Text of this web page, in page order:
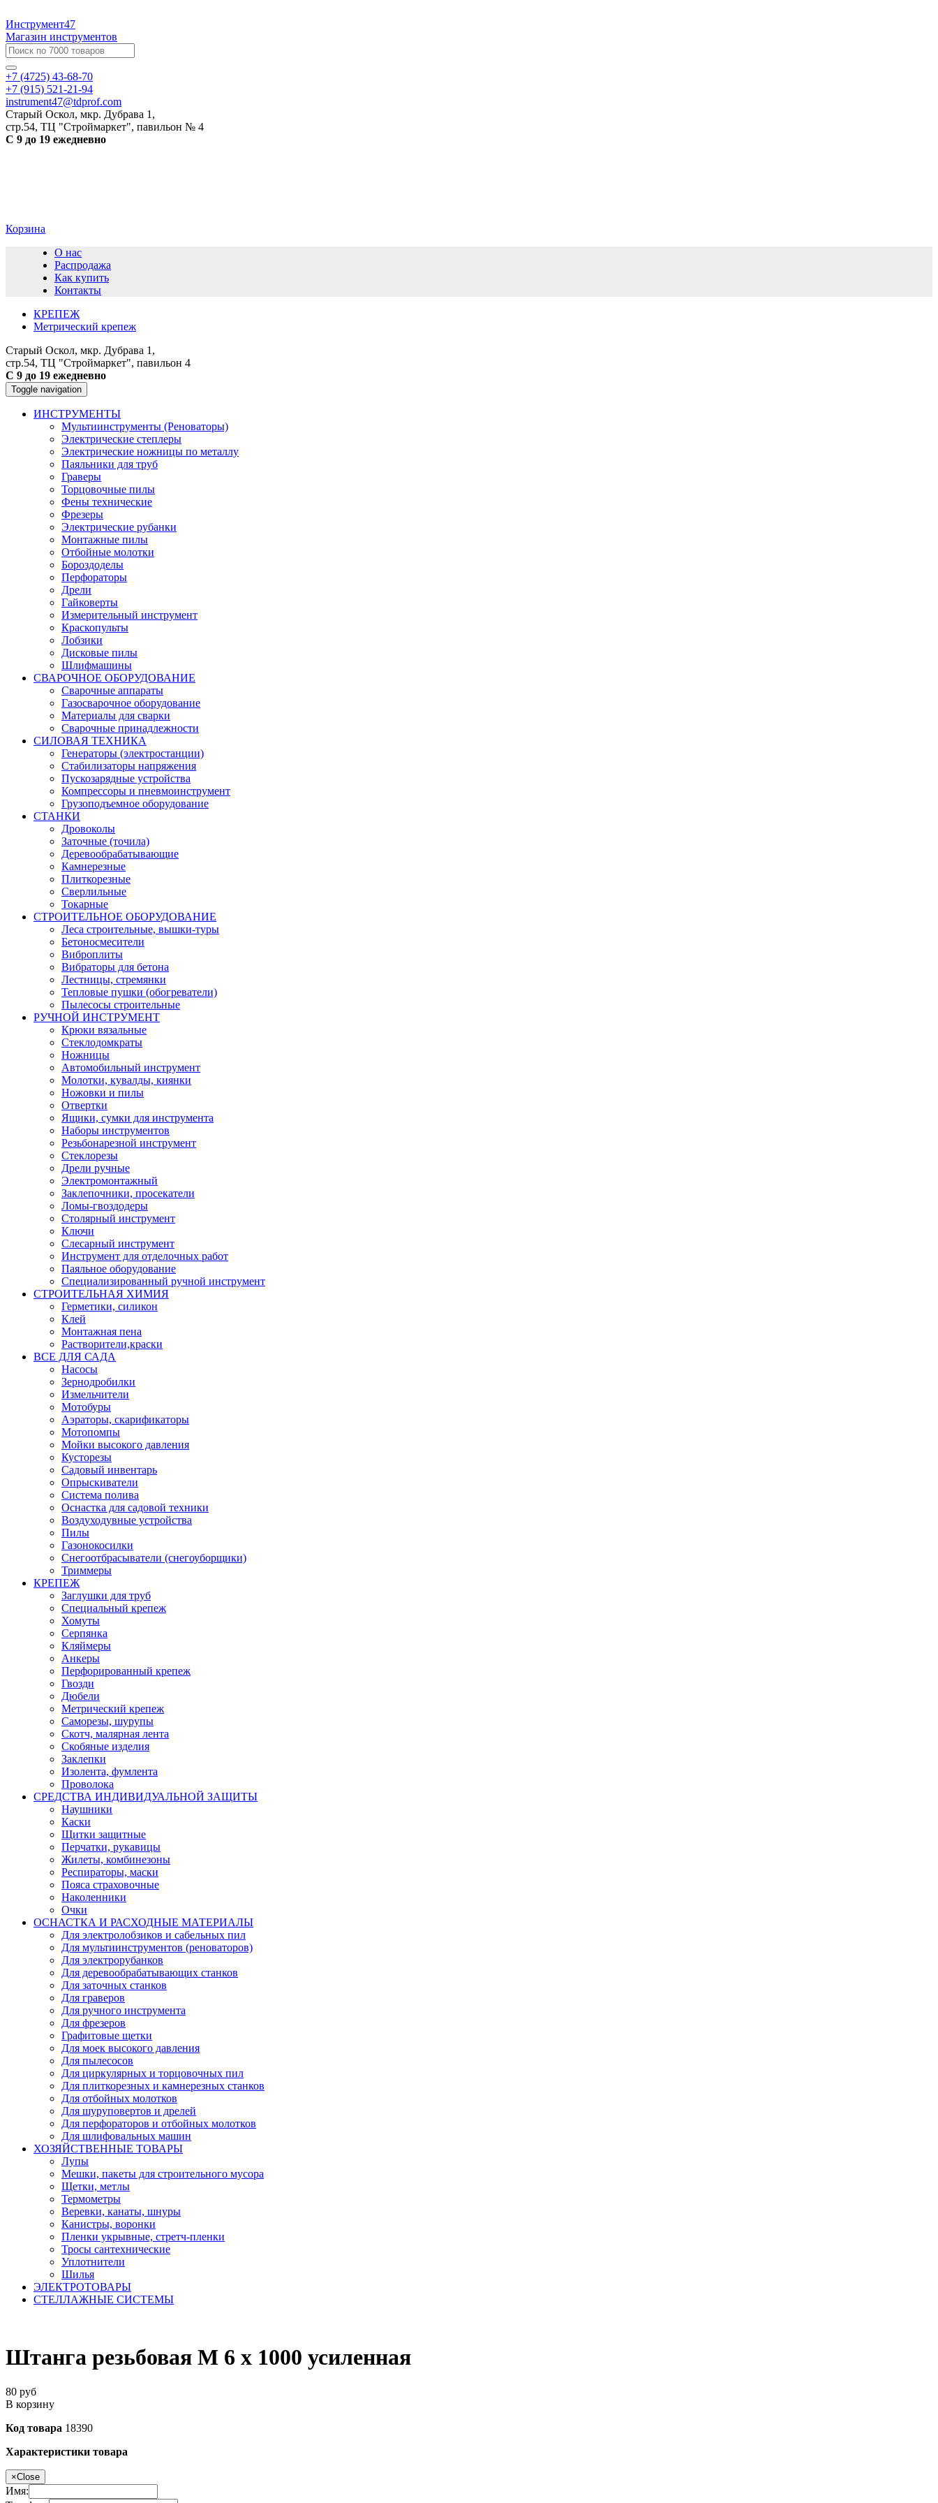
Инструмент47
Магазин инструментов
+7 (4725) 43-68-70
+7 (915) 521-21-94
instrument47@tdprof.com
Старый Оскол, мкр. Дубрава 1,
стр.54, ТЦ "Строймаркет", павильон № 4
С 9 до 19 ежедневно
Корзина
О нас
Распродажа
Как купить
Контакты
КРЕПЕЖ
Метрический крепеж
Старый Оскол, мкр. Дубрава 1,
стр.54, ТЦ "Строймаркет", павильон 4
С 9 до 19 ежедневно
Toggle navigation
ИНСТРУМЕНТЫ
Мультиинструменты (Реноваторы)
Электрические степлеры
Электрические ножницы по металлу
Паяльники для труб
Граверы
Торцовочные пилы
Фены технические
Фрезеры
Электрические рубанки
Монтажные пилы
Отбойные молотки
Бороздоделы
Перфораторы
Дрели
Гайковерты
Измерительный инструмент
Краскопульты
Лобзики
Дисковые пилы
Шлифмашины
СВАРОЧНОЕ ОБОРУДОВАНИЕ
Сварочные аппараты
Газосварочное оборудование
Материалы для сварки
Сварочные принадлежности
СИЛОВАЯ ТЕХНИКА
Генераторы (электростанции)
Стабилизаторы напряжения
Пускозарядные устройства
Компрессоры и пневмоинструмент
Грузоподъемное оборудование
СТАНКИ
Дровоколы
Заточные (точила)
Деревообрабатывающие
Камнерезные
Плиткорезные
Сверлильные
Токарные
СТРОИТЕЛЬНОЕ ОБОРУДОВАНИЕ
Леса строительные, вышки-туры
Бетоносмесители
Виброплиты
Вибраторы для бетона
Лестницы, стремянки
Тепловые пушки (обогреватели)
Пылесосы строительные
РУЧНОЙ ИНСТРУМЕНТ
Крюки вязальные
Стеклодомкраты
Ножницы
Автомобильный инструмент
Молотки, кувалды, киянки
Ножовки и пилы
Отвертки
Ящики, сумки для инструмента
Наборы инструментов
Резьбонарезной инструмент
Стеклорезы
Дрели ручные
Электромонтажный
Заклепочники, просекатели
Ломы-гвоздодеры
Столярный инструмент
Ключи
Слесарный инструмент
Инструмент для отделочных работ
Паяльное оборудование
Специализированный ручной инструмент
СТРОИТЕЛЬНАЯ ХИМИЯ
Герметики, силикон
Клей
Монтажная пена
Растворители,краски
ВСЕ ДЛЯ САДА
Насосы
Зернодробилки
Измельчители
Мотобуры
Аэраторы, скарификаторы
Мотопомпы
Мойки высокого давления
Кусторезы
Садовый инвентарь
Опрыскиватели
Система полива
Оснастка для садовой техники
Воздуходувные устройства
Пилы
Газонокосилки
Снегоотбрасыватели (снегоуборщики)
Триммеры
КРЕПЕЖ
Заглушки для труб
Специальный крепеж
Хомуты
Серпянка
Кляймеры
Анкеры
Перфорированный крепеж
Гвозди
Дюбели
Метрический крепеж
Саморезы, шурупы
Скотч, малярная лента
Скобяные изделия
Заклепки
Изолента, фумлента
Проволока
СРЕДСТВА ИНДИВИДУАЛЬНОЙ ЗАЩИТЫ
Наушники
Каски
Щитки защитные
Перчатки, рукавицы
Жилеты, комбинезоны
Респираторы, маски
Пояса страховочные
Наколенники
Очки
ОСНАСТКА И РАСХОДНЫЕ МАТЕРИАЛЫ
Для электролобзиков и сабельных пил
Для мультиинструментов (реноваторов)
Для электрорубанков
Для деревообрабатывающих станков
Для заточных станков
Для граверов
Для ручного инструмента
Для фрезеров
Графитовые щетки
Для моек высокого давления
Для пылесосов
Для циркулярных и торцовочных пил
Для плиткорезных и камнерезных станков
Для отбойных молотков
Для шуруповертов и дрелей
Для перфораторов и отбойных молотков
Для шлифовальных машин
ХОЗЯЙСТВЕННЫЕ ТОВАРЫ
Лупы
Мешки, пакеты для строительного мусора
Щетки, метлы
Термометры
Веревки, канаты, шнуры
Канистры, воронки
Пленки укрывные, стретч-пленки
Тросы сантехнические
Уплотнители
Шилья
ЭЛЕКТРОТОВАРЫ
СТЕЛЛАЖНЫЕ СИСТЕМЫ
Штанга резьбовая M 6 х 1000 усиленная
80 руб
В корзину
Код товара 18390
Характеристики товара
×Close
Имя: